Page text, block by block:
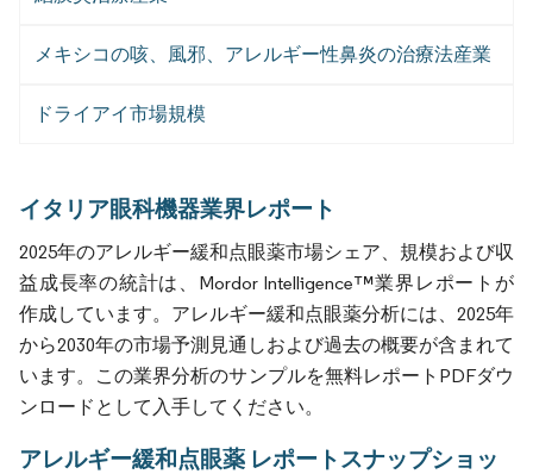
メキシコの咳、風邪、アレルギー性鼻炎の治療法産業
ドライアイ市場規模
イタリア眼科機器業界レポート
2025年のアレルギー緩和点眼薬市場シェア、規模および収
益成長率の統計は、Mordor Intelligence™業界レポートが
作成しています。アレルギー緩和点眼薬分析には、2025年
から2030年の市場予測見通しおよび過去の概要が含まれて
います。この業界分析のサンプルを無料レポートPDFダウ
ンロードとして入手してください。
アレルギー緩和点眼薬 レポートスナップショッ